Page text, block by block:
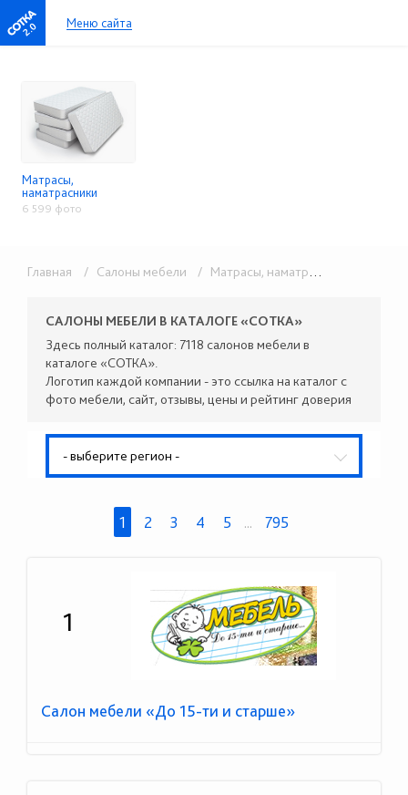
2.0 Меню сайта
Матрасы,
наматрасники
6 599 фото
Главная / Салоны мебели / Матрасы, наматрасники
САЛОНЫ МЕБЕЛИ В КАТАЛОГЕ «СОТКА»
Здесь полный каталог: 7118 салонов мебели в
каталоге «СОТКА».
Логотип каждой компании - это ссылка на каталог с
фото мебели, сайт, отзывы, цены и рейтинг доверия
- выберите регион -
1 2 3 4 5 ... 795
1
Салон мебели «До 15-ти и старше»